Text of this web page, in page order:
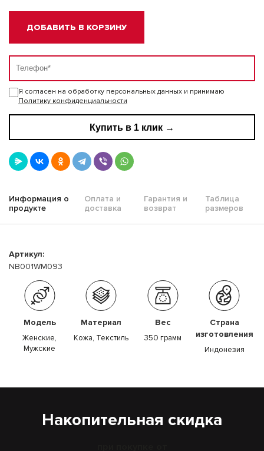
ДОБАВИТЬ В КОРЗИНУ
Я согласен на обработку персональных данных и принимаю
Политику конфиденциальности
Купить в 1 клик →
Информация о
продукте
Оплата и
доставка
Гарантия и
возврат
Таблица
размеров
Артикул:
NB001WM093
Модель
Женские,
Мужские
Материал
Кожа, Текстиль
Вес
350 грамм
Страна
изготовления
Индонезия
Накопительная скидка